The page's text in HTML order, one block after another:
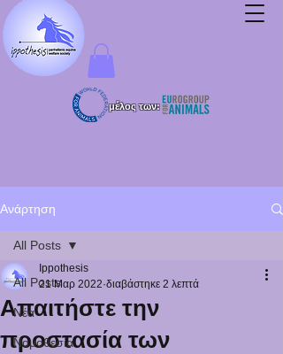
μέλος των:
Ανάρτηση
All Posts
Νέα
Νομοθεσία
All Posts
Απαιτήστε την
προστασία των
Ippothesis
21 Μαρ 2022 διαβάστηκε 2 λεπτά